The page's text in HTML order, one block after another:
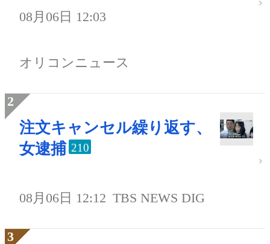
08月06日 12:03
オリコンニュース
注文キャンセル繰り返す、
女逮捕 210
08月06日 12:12 TBS NEWS DIG